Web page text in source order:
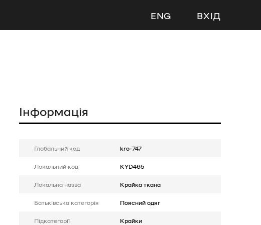
ENG ВХІД
Інформація
Глобальний код kro-747
Локальний код KYD465
Локальна назва Крайка ткана
Батькiвська категорія Поясний одяг
Підкатегорії Крайки